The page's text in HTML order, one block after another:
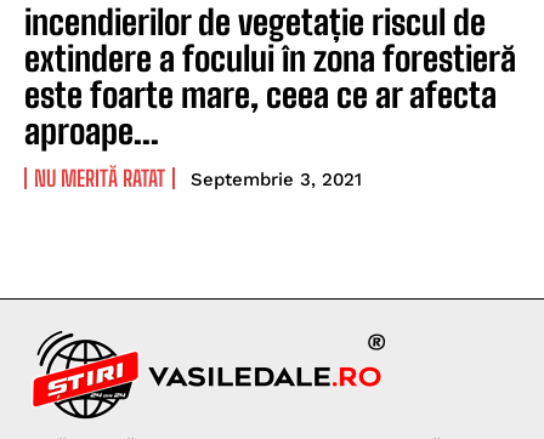
incendierilor de vegetație riscul de
extindere a focului în zona forestieră
este foarte mare, ceea ce ar afecta
aproape...
NU MERITĂ RATAT Septembrie 3, 2021